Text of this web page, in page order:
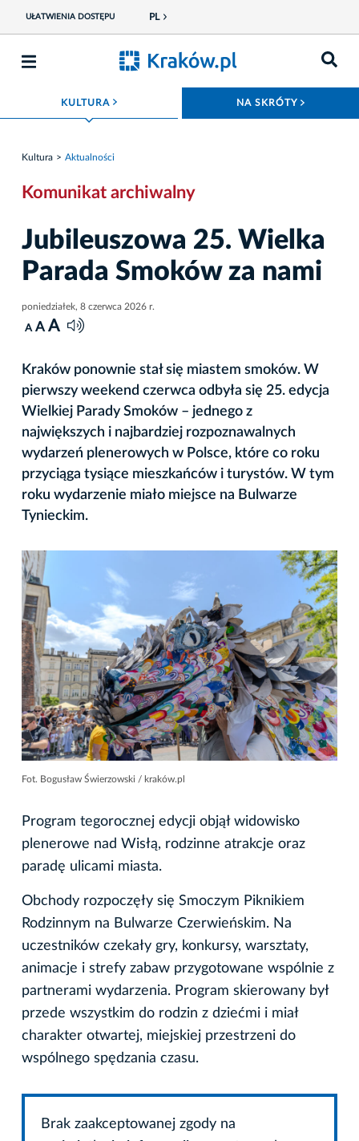
UŁATWIENIA DOSTĘPU PL
KULTURA ROZWIŃ MENU NA SKRÓTY
Kultura Aktualności
Komunikat archiwalny
Jubileuszowa 25. Wielka
Parada Smoków za nami
poniedziałek, 8 czerwca 2026 r.
A A A
Kraków ponownie stał się miastem smoków. W
pierwszy weekend czerwca odbyła się 25. edycja
Wielkiej Parady Smoków – jednego z
największych i najbardziej rozpoznawalnych
wydarzeń plenerowych w Polsce, które co roku
przyciąga tysiące mieszkańców i turystów. W tym
roku wydarzenie miało miejsce na Bulwarze
Tynieckim.
Fot. Bogusław Świerzowski / kraków.pl
Program tegorocznej edycji objął widowisko
plenerowe nad Wisłą, rodzinne atrakcje oraz
paradę ulicami miasta.
Obchody rozpoczęły się Smoczym Piknikiem
Rodzinnym na Bulwarze Czerwieńskim. Na
uczestników czekały gry, konkursy, warsztaty,
animacje i strefy zabaw przygotowane wspólnie z
partnerami wydarzenia. Program skierowany był
przede wszystkim do rodzin z dziećmi i miał
charakter otwartej, miejskiej przestrzeni do
wspólnego spędzania czasu.
Brak zaakceptowanej zgody na